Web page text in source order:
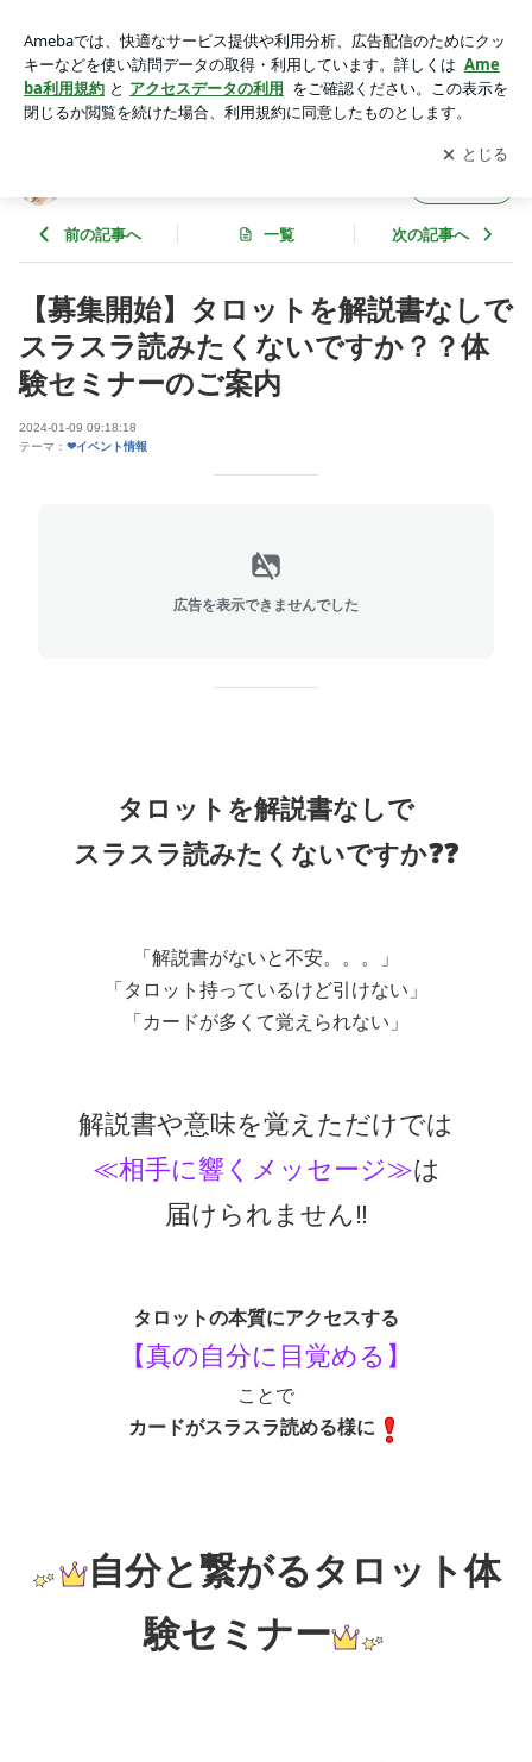
ですか？？体験セミナーのご案内 | 『Precious』こころを解き
放つ
アプリをダウンロードして ブログの更新通知
を受け取りまし
ょう。
開く
前の記事へ 一覧 次の記事へ
【募集開始】タロットを解説書なしで
スラスラ読みたくないですか？？体
験セミナーのご案内
2024-01-09 09:18:18
テーマ： ❤イベント情報
広告を表示できませんでした
タロットを解説書なしで
スラスラ読みたくないですか❓❓
「解説書がないと不安。。。」
「タロット持っているけど引けない」
「カードが多くて覚えられない」
解説書や意味を覚えただけでは
≪相手に響くメッセージ≫は
届けられません‼
タロットの本質にアクセスする
【真の自分に目覚める】
ことで
カードがスラスラ読める様に
自分と繋がるタロット体
験セミナー